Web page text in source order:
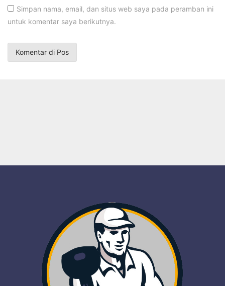
Simpan nama, email, dan situs web saya pada peramban ini
untuk komentar saya berikutnya.